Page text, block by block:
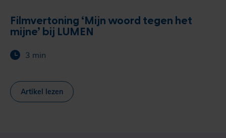
Filmvertoning ‘Mijn woord tegen het
mijne’ bij LUMEN
3 min
Artikel lezen